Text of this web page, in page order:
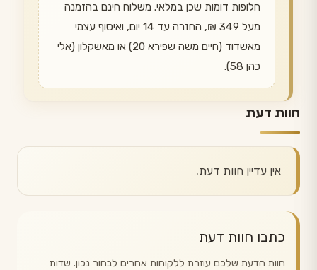
חלופות דומות שכן במלאי. משלוח חינם בהזמנה
מעל 349 ₪, החזרה עד 14 יום, ואיסוף עצמי
מאשדוד (חיים משה שפירא 20) או מאשקלון (אלי
כהן 58).
חוות דעת
אין עדיין חוות דעת.
כתבו חוות דעת
חוות הדעת שלכם עוזרת ללקוחות אחרים לבחור נכון. שדות